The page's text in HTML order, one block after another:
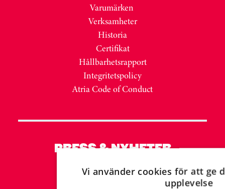
Varumärken
Verksamheter
Historia
Certifikat
Hållbarhetsrapport
Integritetspolicy
Atria Code of Conduct
PRESS & NYHETER
Nyhetsrum
Vi använder cookies för att ge
upplevelse